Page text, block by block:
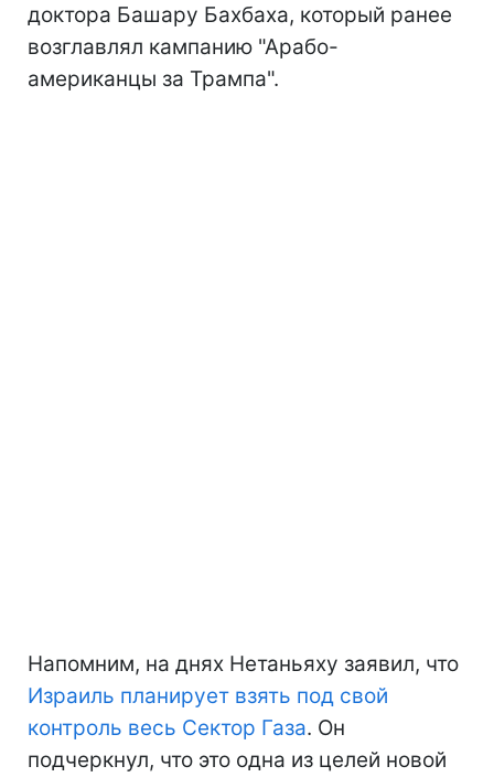
доктора Башару Бахбаха, который ранее
возглавлял кампанию "Арабо-
американцы за Трампа".
Напомним, на днях Нетаньяху заявил, что
Израиль планирует взять под свой
контроль весь Сектор Газа. Он
подчеркнул, что это одна из целей новой